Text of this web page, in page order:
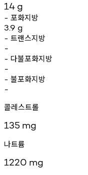
14 g
- 포화지방
3.9 g
- 트랜스지방
-
- 다불포화지방
-
- 불포화지방
-
콜레스트롤
135 mg
나트륨
1220 mg